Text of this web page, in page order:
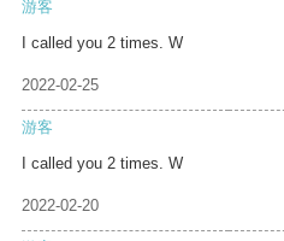
游客
I called you 2 times. W
2022-02-25
游客
I called you 2 times. W
2022-02-20